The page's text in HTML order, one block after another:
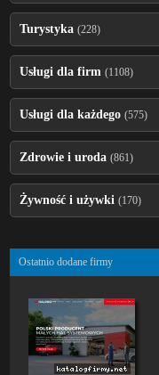
Turystyka (228)
Usługi dla firm (1108)
Usługi dla każdego (575)
Zdrowie i uroda (861)
Żywność i używki (170)
Ostatnio dodane firmy